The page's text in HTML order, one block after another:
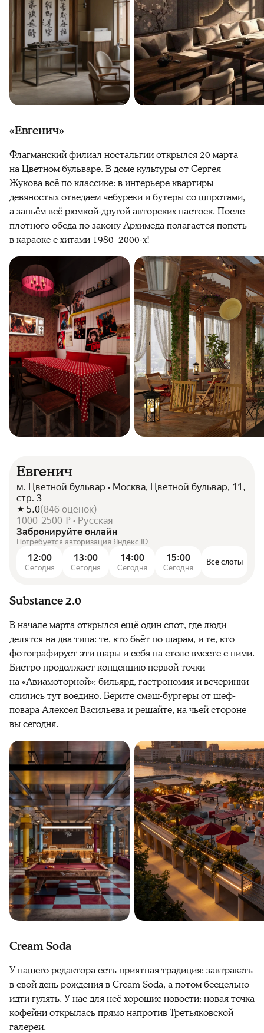
«Евгенич»
Флагманский филиал ностальгии открылся 20 марта
на Цветном бульваре. В доме культуры от Сергея
Жукова всё по классике: в интерьере квартиры
девяностых отведаем чебуреки и бутеры со шпротами,
а запьём всё рюмкой-другой авторских настоек. После
плотного обеда по закону Архимеда полагается попеть
в караоке с хитами 1980–2000-х!
Евгенич
м. Цветной бульвар • Москва, Цветной бульвар, 11,
стр. 3
5.0(846 оценок)
1000-2500 ₽ • Русская
Забронируйте онлайн
Потребуется авторизация Яндекс ID
12:00
Сегодня
13:00
Сегодня
14:00
Сегодня
15:00
Сегодня
Все слоты
Substance 2.0
В начале марта открылся ещё один спот, где люди
делятся на два типа: те, кто бьёт по шарам, и те, кто
фотографирует эти шары и себя на столе вместе с ними.
Бистро продолжает концепцию первой точки
на «Авиамоторной»: бильярд, гастрономия и вечеринки
слились тут воедино. Берите смэш-бургеры от шеф-
повара Алексея Васильева и решайте, на чьей стороне
вы сегодня.
Cream Soda
У нашего редактора есть приятная традиция: завтракать
в свой день рождения в Cream Soda, а потом бесцельно
идти гулять. У нас для неё хорошие новости: новая точка
кофейни открылась прямо напротив Третьяковской
галереи.